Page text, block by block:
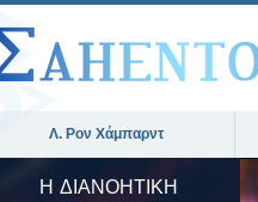
Λ. Ρον Χάμπαρντ
Η ΔΙΑΝΟΗΤΙΚΗ